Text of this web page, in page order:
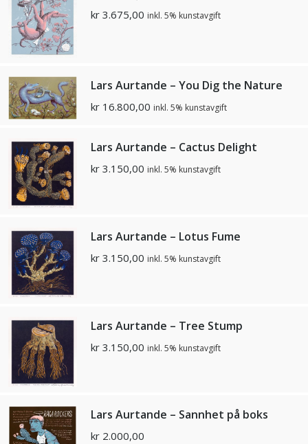
kr 3.675,00 inkl. 5% kunstavgift
Lars Aurtande – You Dig the Nature
kr 16.800,00 inkl. 5% kunstavgift
Lars Aurtande – Cactus Delight
kr 3.150,00 inkl. 5% kunstavgift
Lars Aurtande – Lotus Fume
kr 3.150,00 inkl. 5% kunstavgift
Lars Aurtande – Tree Stump
kr 3.150,00 inkl. 5% kunstavgift
Lars Aurtande – Sannhet på boks
kr 2.000,00